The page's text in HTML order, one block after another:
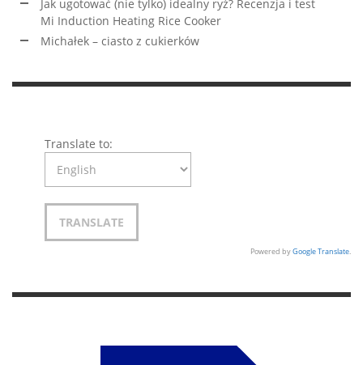
Jak ugotować (nie tylko) idealny ryż? Recenzja i test
Mi Induction Heating Rice Cooker
Michałek – ciasto z cukierków
Translate to:
Powered byGoogle Translate.